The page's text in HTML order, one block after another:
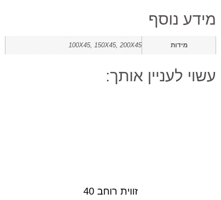
מידע נוסף
מידות 100X45, 150X45, 200X45
עשוי לעניין אותך:
זווית רוחב 40